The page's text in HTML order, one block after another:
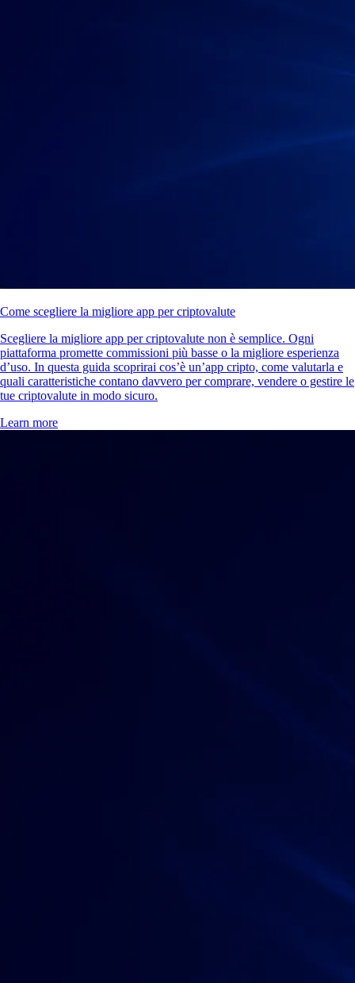
Come scegliere la migliore app per criptovalute
Scegliere la migliore app per criptovalute non è semplice. Ogni
piattaforma promette commissioni più basse o la migliore esperienza
d’uso. In questa guida scoprirai cos’è un’app cripto, come valutarla e
quali caratteristiche contano davvero per comprare, vendere o gestire le
tue criptovalute in modo sicuro.
Learn more